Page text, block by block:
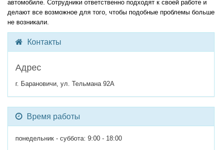
автомобиле. Сотрудники ответственно подходят к своей работе и
делают все возможное для того, чтобы подобные проблемы больше
не возникали.
Контакты
Адрес
г. Барановичи, ул. Тельмана 92А
Время работы
понедельник - суббота: 9:00 - 18:00